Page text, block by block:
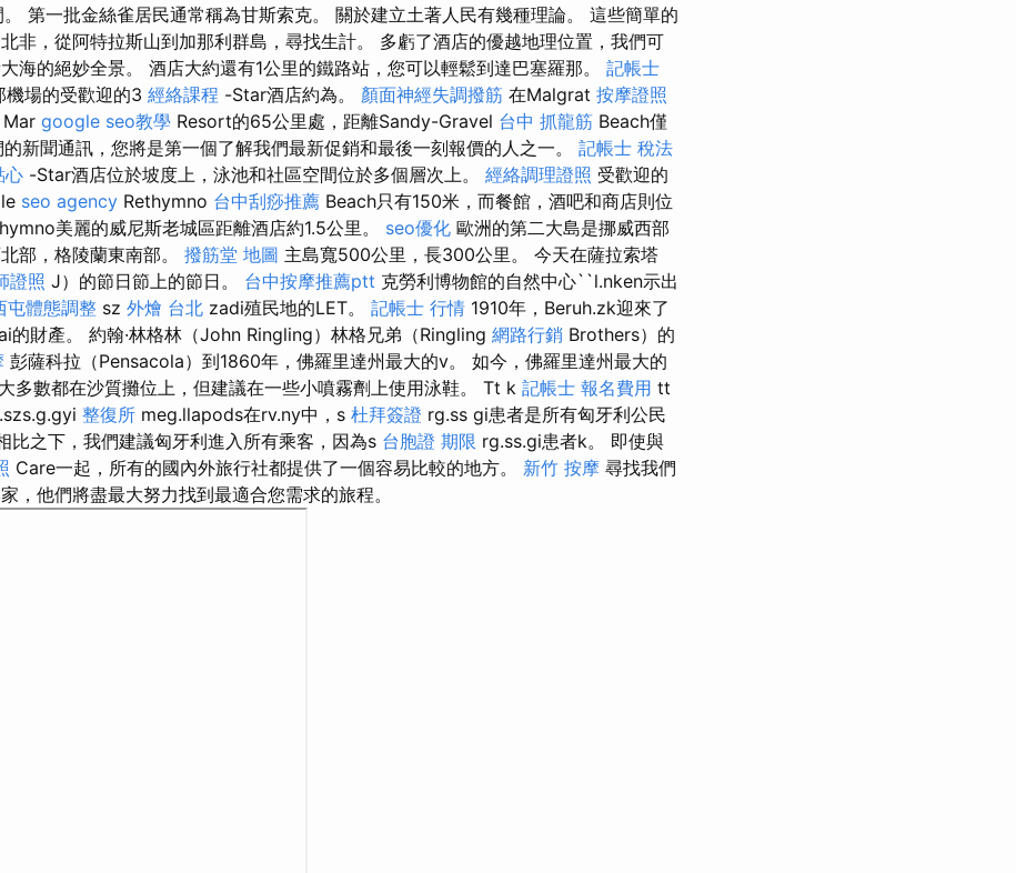
第一批金絲雀居民通常稱為甘斯索克。 關於建立土著人民有幾種理論。 這些簡單的
非，從阿特拉斯山到加那利群島，尋找生計。 多虧了酒店的優越地理位置，我們可
海的絕妙全景。 酒店大約還有1公里的鐵路站，您可以輕鬆到達巴塞羅那。 記帳士
機場的受歡迎的3 經絡課程 -Star酒店約為。 顏面神經失調撥筋 在Malgrat 按摩證照
Mar google seo教學 Resort的65公里處，距離Sandy-Gravel 台中 抓龍筋 Beach僅
新聞通訊，您將是第一個了解我們最新促銷和最後一刻報價的人之一。 記帳士 稅法
心 -Star酒店位於坡度上，泳池和社區空間位於多個層次上。 經絡調理證照 受歡迎的
seo agency Rethymno 台中刮痧推薦 Beach只有150米，而餐館，酒吧和商店則位
美麗的威尼斯老城區距離酒店約1.5公里。 seo優化 歐洲的第二大島是挪威西部
部，格陵蘭東南部。 撥筋堂 地圖 主島寬500公里，長300公里。 今天在薩拉索塔
證照 J）的節日節上的節日。 台中按摩推薦ptt 克勞利博物館的自然中心``l.nken示出
屯體態調整 sz 外燴 台北 zadi殖民地的LET。 記帳士 行情 1910年，Beruh.zk迎來了
的財產。 約翰·林格林（John Ringling）林格兄弟（Ringling 網路行銷 Brothers）的
彭薩科拉（Pensacola）到1860年，佛羅里達州最大的v。 如今，佛羅里達州最大的
多數都在沙質攤位上，但建議在一些小噴霧劑上使用泳鞋。 Tt k 記帳士 報名費用 tt
整復所 meg.llapods在rv.ny中，s 杜拜簽證 rg.ss gi患者是所有匈牙利公民
比之下，我們建議匈牙利進入所有乘客，因為s 台胞證 期限 rg.ss.gi患者k。 即使與
Care一起，所有的國內外旅行社都提供了一個容易比較的地方。 新竹 按摩 尋找我們
，他們將盡最大努力找到最適合您需求的旅程。